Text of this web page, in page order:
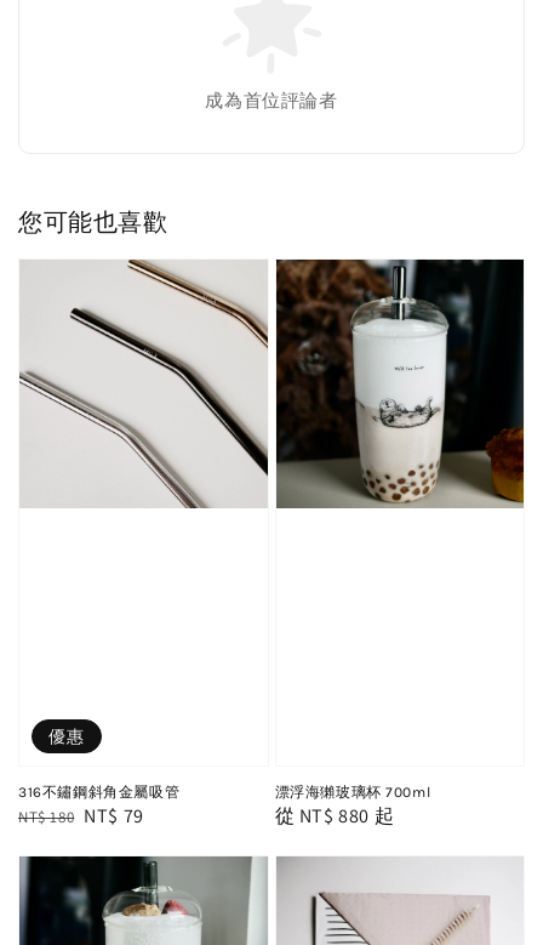
成為首位評論者
您可能也喜歡
優惠
316不鏽鋼斜角金屬吸管
Regular
NT$ 180 Sale
NT$ 79
漂浮海獺玻璃杯 700ml
Regular
從 NT$ 880 起